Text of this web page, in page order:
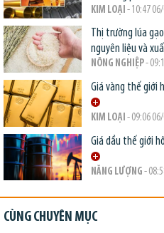
KIM LOẠI - 10:47
Thị trường lúa
nguyên liệu và
NÔNG NGHIỆP-
Giá vàng thế giới
KIM LOẠI - 09:06
Giá dầu thế giới
NĂNG LƯỢNG -
CÙNG CHUYÊN MỤC